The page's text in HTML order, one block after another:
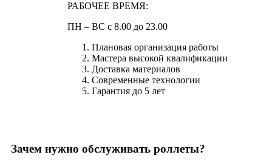
РАБОЧЕЕ ВРЕМЯ:
ПН – ВС с 8.00 до 23.00
Плановая организация работы
Мастера высокой квалификации
Доставка материалов
Современные технологии
Гарантия до 5 лет
Зачем нужно обслуживать роллеты?